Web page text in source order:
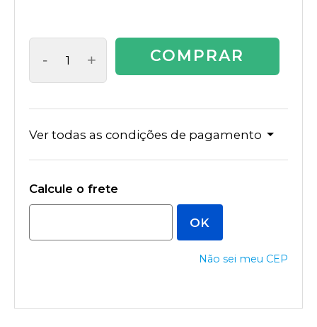
- + COMPRAR
Ver todas as condições de pagamento
Não sei meu CEP